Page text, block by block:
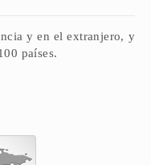
y en el extranjero, y
países.